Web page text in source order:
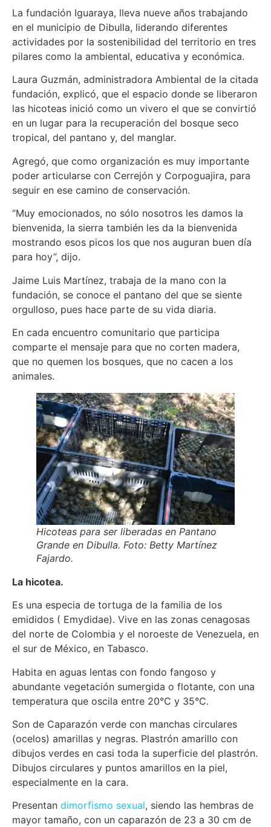
La fundación Iguaraya, lleva nueve años trabajando
en el municipio de Dibulla, liderando diferentes
actividades por la sostenibilidad del territorio en tres
pilares como la ambiental, educativa y económica.
Laura Guzmán, administradora Ambiental de la citada
fundación, explicó, que el espacio donde se liberaron
las hicoteas inició como un vivero el que se convirtió
en un lugar para la recuperación del bosque seco
tropical, del pantano y, del manglar.
Agregó, que como organización es muy importante
poder articularse con Cerrejón y Corpoguajira, para
seguir en ese camino de conservación.
“Muy emocionados, no sólo nosotros les damos la
bienvenida, la sierra también les da la bienvenida
mostrando esos picos los que nos auguran buen día
para hoy”, dijo.
Jaime Luis Martínez, trabaja de la mano con la
fundación, se conoce el pantano del que se siente
orgulloso, pues hace parte de su vida diaria.
En cada encuentro comunitario que participa
comparte el mensaje para que no corten madera,
que no quemen los bosques, que no cacen a los
animales.
Hicoteas para ser liberadas en Pantano
Grande en Dibulla. Foto: Betty Martínez
Fajardo.
La hicotea.
Es una especia de tortuga de la familia de los
emididos ( Emydidae). Vive en las zonas cenagosas
del norte de Colombia y el noroeste de Venezuela, en
el sur de México, en Tabasco.
Habita en aguas lentas con fondo fangoso y
abundante vegetación sumergida o flotante, con una
temperatura que oscila entre 20°C y 35°C.
Son de Caparazón verde con manchas circulares
(ocelos) amarillas y negras. Plastrón amarillo con
dibujos verdes en casi toda la superficie del plastrón.
Dibujos circulares y puntos amarillos en la piel,
especialmente en la cara.
Presentan dimorfismo sexual, siendo las hembras de
mayor tamaño, con un caparazón de 23 a 30 cm de